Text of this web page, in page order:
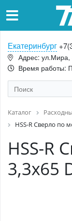
Екатеринбург
Адрес: ул.Мира,
Время работы:
Каталог
HSS-R Сверло по
HSS-R
3,3x65